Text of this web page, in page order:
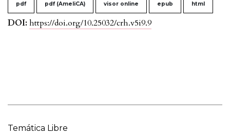
pdf pdf (AmeliCA) visor online epub html
DOI: https://doi.org/10.25032/crh.v5i9.9
Temática Libre